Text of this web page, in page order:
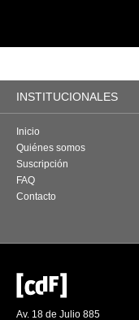
INSTITUCIONALES
Inicio
Quiénes somos
Suscripción
FAQ
Contacto
Av. 18 de Julio 885